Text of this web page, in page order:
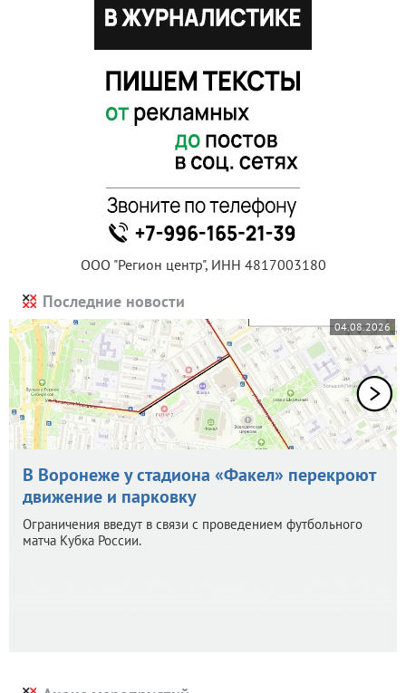
ООО "Регион центр", ИНН 4817003180
Последние новости
04.08.2026
В Воронеже у стадиона «Факел» перекроют
движение и парковку
Ограничения введут в связи с проведением футбольного
матча Кубка России.